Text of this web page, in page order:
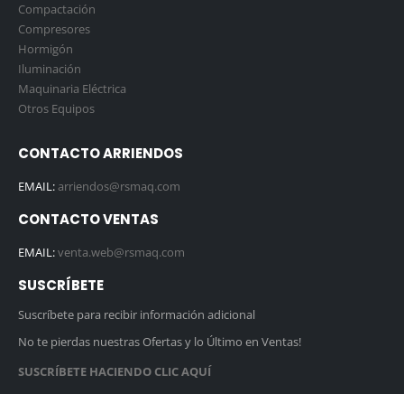
Compactación
Compresores
Hormigón
Iluminación
Maquinaria Eléctrica
Otros Equipos
CONTACTO ARRIENDOS
EMAIL:arriendos@rsmaq.com
CONTACTO VENTAS
EMAIL:venta.web@rsmaq.com
SUSCRÍBETE
Suscríbete para recibir información adicional
No te pierdas nuestras Ofertas y lo Último en Ventas!
SUSCRÍBETE HACIENDO CLIC AQUÍ